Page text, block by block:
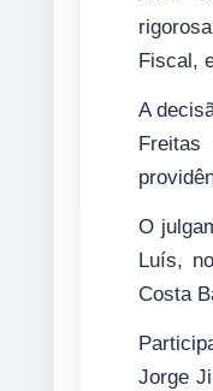
Fiscal,
A
O
Luís,
Costa
Jorge